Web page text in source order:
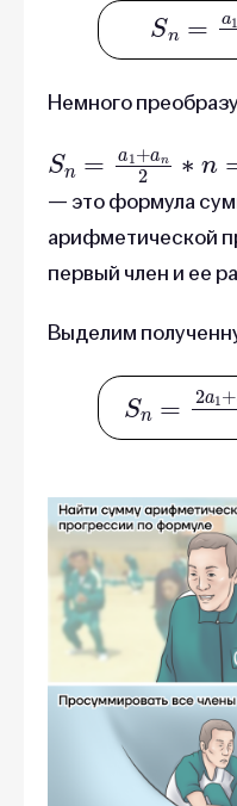
Sn +
Немного
Sn +an2
— это формула
арифметической
первый член и ее
Выделим
Sn a1+